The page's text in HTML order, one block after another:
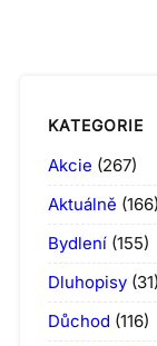
KATEGORIE
Akcie (267)
Aktuálně (166)
Bydlení (155)
Dluhopisy (31)
Důchod (116)